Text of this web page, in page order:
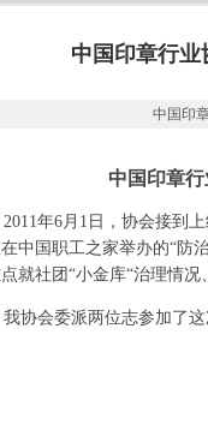
中国印章行业
中国印
中国印章
年6月1日，协会接到
中国职工之家举办的“防
就社团“小金库“治理情
协会委派两位志参加了这